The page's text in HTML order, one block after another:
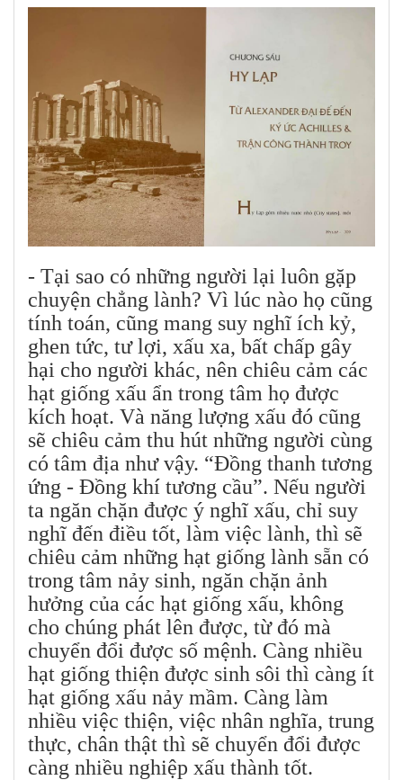
- Tại sao có những người lại luôn gặp
chuyện chẳng lành? Vì lúc nào họ cũng
tính toán, cũng mang suy nghĩ ích kỷ,
ghen tức, tư lợi, xấu xa, bất chấp gây
hại cho người khác, nên chiêu cảm các
hạt giống xấu ẩn trong tâm họ được
kích hoạt. Và năng lượng xấu đó cũng
sẽ chiêu cảm thu hút những người cùng
có tâm địa như vậy. “Đồng thanh tương
ứng - Đồng khí tương cầu”. Nếu người
ta ngăn chặn được ý nghĩ xấu, chỉ suy
nghĩ đến điều tốt, làm việc lành, thì sẽ
chiêu cảm những hạt giống lành sẵn có
trong tâm nảy sinh, ngăn chặn ảnh
hưởng của các hạt giống xấu, không
cho chúng phát lên được, từ đó mà
chuyển đổi được số mệnh. Càng nhiều
hạt giống thiện được sinh sôi thì càng ít
hạt giống xấu nảy mầm. Càng làm
nhiều việc thiện, việc nhân nghĩa, trung
thực, chân thật thì sẽ chuyển đổi được
càng nhiều nghiệp xấu thành tốt.